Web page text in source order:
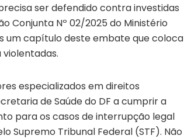
ser defendido contra investidas
Conjunta Nº 02/2025 do Ministério
um capítulo deste embate que coloca
violentadas.
especializados em direitos
de Saúde do DF a cumprir a
para os casos de interrupção legal
Supremo Tribunal Federal (STF). Não